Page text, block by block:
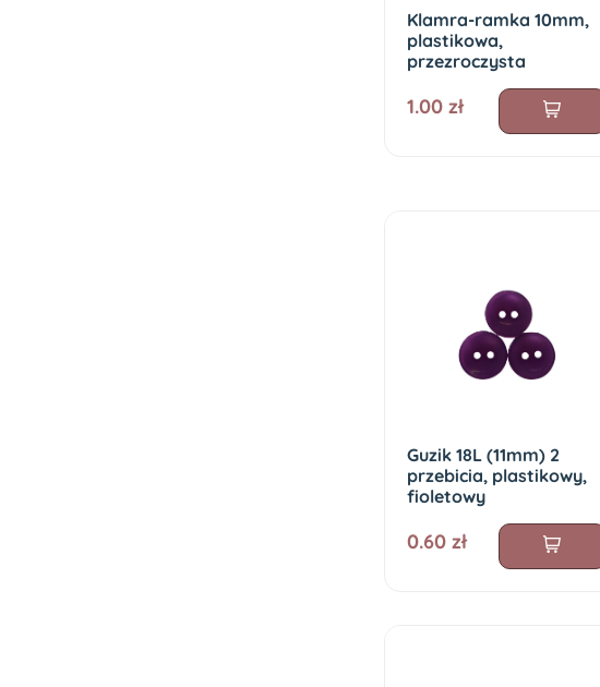
Klamra-ramka 10mm,
plastikowa,
przezroczysta
1.00 zł
Guzik 18L (11mm) 2
przebicia, plastikowy,
fioletowy
0.60 zł